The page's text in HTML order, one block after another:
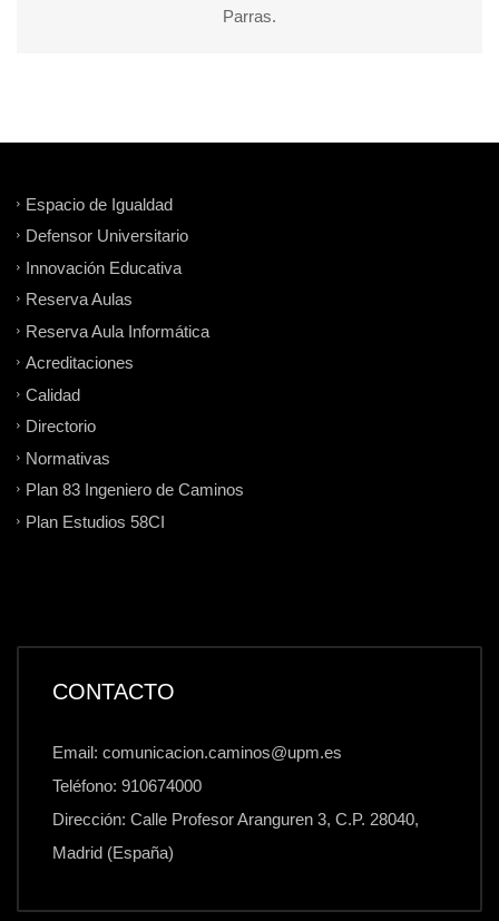
Parras.
Espacio de Igualdad
Defensor Universitario
Innovación Educativa
Reserva Aulas
Reserva Aula Informática
Acreditaciones
Calidad
Directorio
Normativas
Plan 83 Ingeniero de Caminos
Plan Estudios 58CI
CONTACTO
Email: comunicacion.caminos@upm.es
Teléfono: 910674000
Dirección: Calle Profesor Aranguren 3, C.P. 28040,
Madrid (España)